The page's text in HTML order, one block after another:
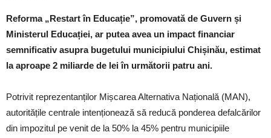
Reforma „Restart în Educație”, promovată de Guvern și
Ministerul Educației, ar putea avea un impact financiar
semnificativ asupra bugetului municipiului Chișinău, estimat
la aproape 2 miliarde de lei în următorii patru ani.
Potrivit reprezentanților Mișcarea Alternativa Națională (MAN),
autoritățile centrale intenționează să reducă ponderea defalcărilor
din impozitul pe venit de la 50% la 45% pentru municipiile